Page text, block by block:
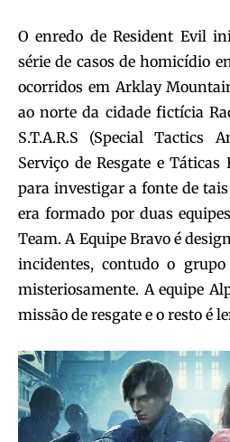
O enredo de Resident Evil
série de casos de homicídio
ocorridos em Arklay
ao norte da cidade fictícia
S.T.A.R.S (Special Tactics
Serviço de Resgate e Táticas
para investigar a fonte de
era formado por duas
Team. A Equipe Bravo é
incidentes, contudo o grupo
misteriosamente. A equipe
missão de resgate e o resto é